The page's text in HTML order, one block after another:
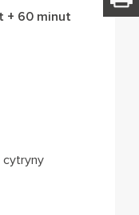
+ 60 minut
cytryny